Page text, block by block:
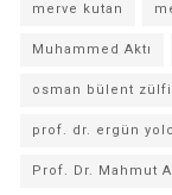
merve kutan
Muhammed Aktı
osman bülent
prof. dr. ergün
Prof. Dr. Mahmut